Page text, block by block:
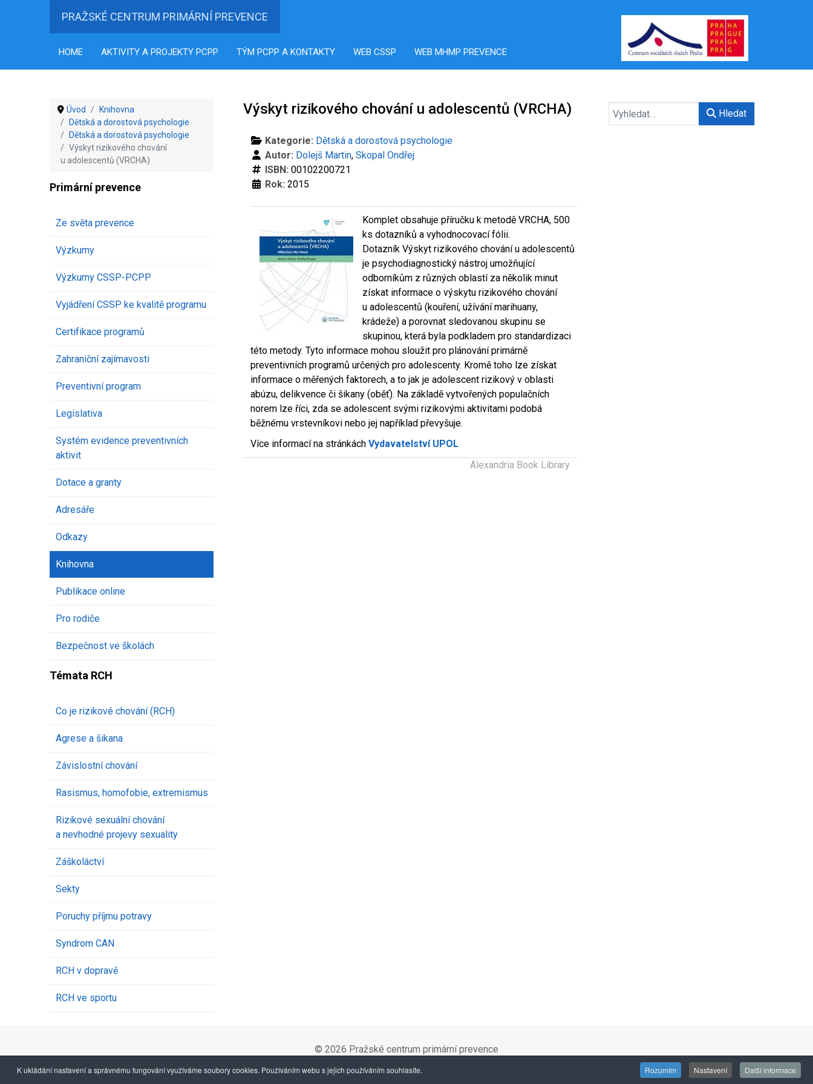
PRAŽSKÉ CENTRUM PRIMÁRNÍ PREVENCE
HOME AKTIVITY A PROJEKTY PCPP TÝM PCPP A KONTAKTY WEB CSSP WEB MHMP PREVENCE
Úvod
Knihovna
Dětská a dorostová psychologie
Dětská a dorostová psychologie
Výskyt rizikového chování
u adolescentů (VRCHA)
Primární prevence
Ze světa prevence
Výzkumy
Výzkumy CSSP-PCPP
Vyjádření CSSP ke kvalitě programu
Certifikace programů
Zahraniční zajímavosti
Preventivní program
Legislativa
Systém evidence preventivních
aktivit
Dotace a granty
Adresáře
Odkazy
Knihovna
Publikace online
Pro rodiče
Bezpečnost ve školách
Témata RCH
Co je rizikové chování (RCH)
Agrese a šikana
Závislostní chování
Rasismus, homofobie, extremismus
Rizikové sexuální chování
a nevhodné projevy sexuality
Záškoláctví
Sekty
Poruchy příjmu potravy
Syndrom CAN
RCH v dopravě
RCH ve sportu
Výskyt rizikového chování u adolescentů (VRCHA)
Kategorie: Dětská a dorostová psychologie
Autor: Dolejš Martin,Skopal Ondřej
ISBN:00102200721
Rok:2015
Komplet obsahuje příručku k metodě VRCHA, 500
ks dotazníků a vyhodnocovací fólii.
Dotazník Výskyt rizikového chování u adolescentů
je psychodiagnostický nástroj umožňující
odborníkům z různých oblastí za několik minut
získat informace o výskytu rizikového chování
u adolescentů (kouření, užívání marihuany,
krádeže) a porovnat sledovanou skupinu se
skupinou, která byla podkladem pro standardizaci
této metody. Tyto informace mohou sloužit pro plánování primárně
preventivních programů určených pro adolescenty. Kromě toho lze získat
informace o měřených faktorech, a to jak je adolescent rizikový v oblasti
abúzu, delikvence či šikany (oběť). Na základě vytvořených populačních
norem lze říci, zda se adolescent svými rizikovými aktivitami podobá
běžnému vrstevníkovi nebo jej například převyšuje.
Více informací na stránkáchVydavatelství UPOL
Alexandria Book Library
Hledat
© 2026 Pražské centrum primární prevence
K ukládání nastavení a správnému fungování využíváme soubory cookies. Používáním webu s jejich používáním souhlasíte. Rozumím Nastavení Další informace